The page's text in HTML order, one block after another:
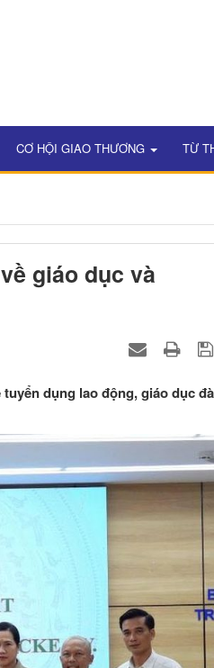
CƠ HỘI GIAO THƯƠNG TỪ
giáo dục và
dụng lao động, giáo dục